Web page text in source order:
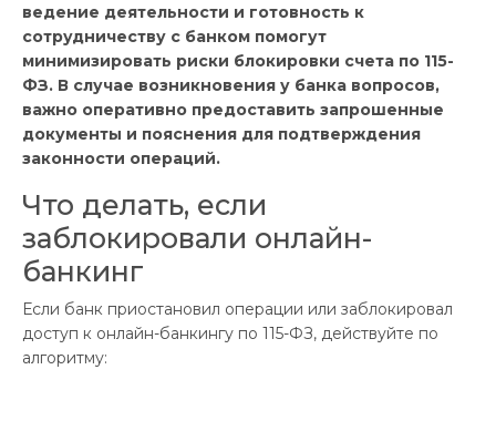
ведение деятельности и готовность к
сотрудничеству с банком помогут
минимизировать риски блокировки счета по 115-
ФЗ. В случае возникновения у банка вопросов,
важно оперативно предоставить запрошенные
документы и пояснения для подтверждения
законности операций.
Что делать, если
заблокировали онлайн-
банкинг
Если банк приостановил операции или заблокировал
доступ к онлайн-банкингу по 115-ФЗ, действуйте по
алгоритму: